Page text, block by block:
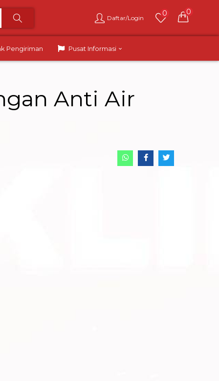
Daftar/Login
0 0
Pengiriman Pusat Informasi
Anti Air